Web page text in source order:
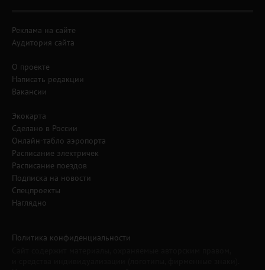
Реклама на сайте
Аудитория сайта
О проекте
Написать редакции
Вакансии
Экокарта
Сделано в России
Онлайн-табло аэропорта
Расписание электричек
Расписание поездов
Подписка на новости
Спецпроекты
Наглядно
Политика конфиденциальности